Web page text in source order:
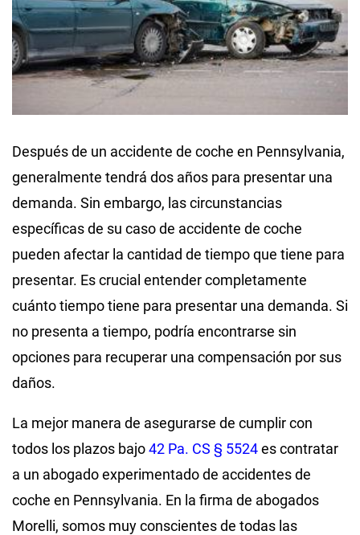
Después de un accidente de coche en Pennsylvania,
generalmente tendrá dos años para presentar una
demanda. Sin embargo, las circunstancias
específicas de su caso de accidente de coche
pueden afectar la cantidad de tiempo que tiene para
presentar. Es crucial entender completamente
cuánto tiempo tiene para presentar una demanda. Si
no presenta a tiempo, podría encontrarse sin
opciones para recuperar una compensación por sus
daños.
La mejor manera de asegurarse de cumplir con
todos los plazos bajo42 Pa. CS § 5524es contratar
a un abogado experimentado de accidentes de
coche en Pennsylvania. En la firma de abogados
Morelli, somos muy conscientes de todas las